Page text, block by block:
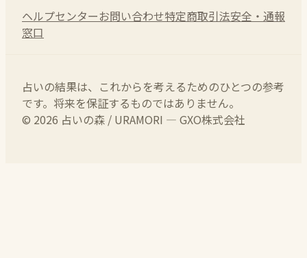
ヘルプセンターお問い合わせ特定商取引法安全・通報
窓口
占いの結果は、これからを考えるためのひとつの参考
です。将来を保証するものではありません。
© 2026 占いの森 / URAMORI — GXO株式会社